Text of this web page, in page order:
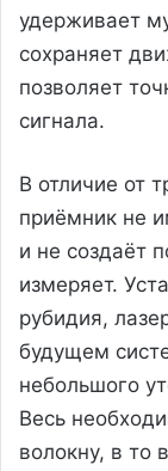
удерживает
сохраняет
позволяет
сигнала.
В отличие от
приёмник не
и не создаёт
измеряет.
рубидия,
будущем
небольшого
Весь
волокну, в то